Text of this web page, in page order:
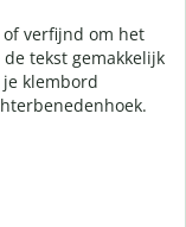
verfijnd om het
tekst gemakkelijk
klembord